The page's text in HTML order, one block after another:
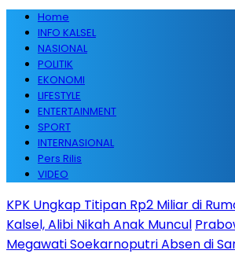
Home
INFO KALSEL
NASIONAL
POLITIK
EKONOMI
LIFESTYLE
ENTERTAINMENT
SPORT
INTERNASIONAL
Pers Rilis
VIDEO
KPK Ungkap Titipan Rp2 Miliar di
Kalsel, Alibi Nikah Anak Muncul
Megawati Soekarnoputri Absen di